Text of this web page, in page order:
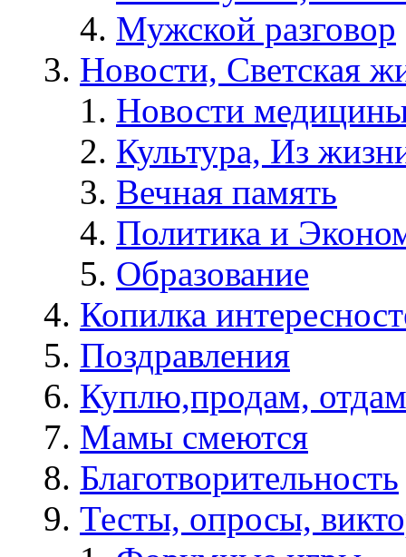
Мужской разговор
Новости, Светская
Новости
Культура, Из
Вечная память
Политика и
Образование
Копилка
Поздравления
Куплю,продам,
Мамы смеются
Благотворительность
Тесты, опросы,